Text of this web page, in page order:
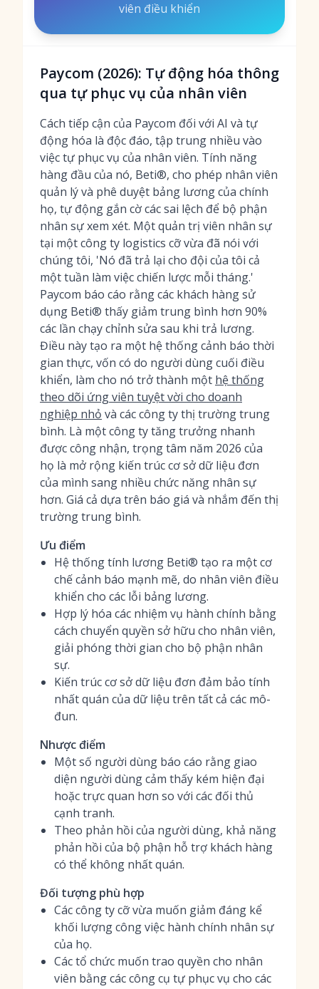
viên điều khiển
Paycom (2026): Tự động hóa thông
qua tự phục vụ của nhân viên
Cách tiếp cận của Paycom đối với AI và tự
động hóa là độc đáo, tập trung nhiều vào
việc tự phục vụ của nhân viên. Tính năng
hàng đầu của nó, Beti®, cho phép nhân viên
quản lý và phê duyệt bảng lương của chính
họ, tự động gắn cờ các sai lệch để bộ phận
nhân sự xem xét. Một quản trị viên nhân sự
tại một công ty logistics cỡ vừa đã nói với
chúng tôi, 'Nó đã trả lại cho đội của tôi cả
một tuần làm việc chiến lược mỗi tháng.'
Paycom báo cáo rằng các khách hàng sử
dụng Beti® thấy giảm trung bình hơn 90%
các lần chạy chỉnh sửa sau khi trả lương.
Điều này tạo ra một hệ thống cảnh báo thời
gian thực, vốn có do người dùng cuối điều
khiển, làm cho nó trở thành một hệ thống
theo dõi ứng viên tuyệt vời cho doanh
nghiệp nhỏ và các công ty thị trường trung
bình. Là một công ty tăng trưởng nhanh
được công nhận, trọng tâm năm 2026 của
họ là mở rộng kiến trúc cơ sở dữ liệu đơn
của mình sang nhiều chức năng nhân sự
hơn. Giá cả dựa trên báo giá và nhắm đến thị
trường trung bình.
Ưu điểm
Hệ thống tính lương Beti® tạo ra một cơ
chế cảnh báo mạnh mẽ, do nhân viên điều
khiển cho các lỗi bảng lương.
Hợp lý hóa các nhiệm vụ hành chính bằng
cách chuyển quyền sở hữu cho nhân viên,
giải phóng thời gian cho bộ phận nhân
sự.
Kiến trúc cơ sở dữ liệu đơn đảm bảo tính
nhất quán của dữ liệu trên tất cả các mô-
đun.
Nhược điểm
Một số người dùng báo cáo rằng giao
diện người dùng cảm thấy kém hiện đại
hoặc trực quan hơn so với các đối thủ
cạnh tranh.
Theo phản hồi của người dùng, khả năng
phản hồi của bộ phận hỗ trợ khách hàng
có thể không nhất quán.
Đối tượng phù hợp
Các công ty cỡ vừa muốn giảm đáng kể
khối lượng công việc hành chính nhân sự
của họ.
Các tổ chức muốn trao quyền cho nhân
viên bằng các công cụ tự phục vụ cho các